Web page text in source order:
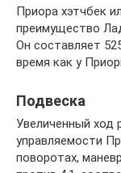
Приора хэтчбек
преимущество
Он составляет
время как у
Подвеска
Увеличенный ход
управляемости
поворотах,